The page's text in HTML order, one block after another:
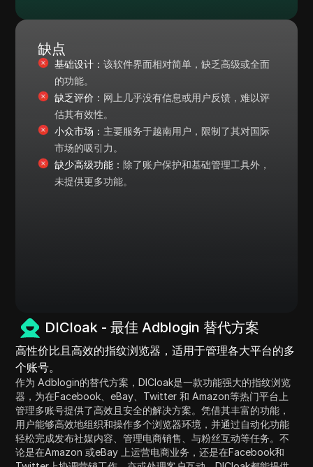
缺点
基础设计：该软件界面相对简单，缺乏高级或全面
的功能。
缺乏评价： 网上几乎没有信息或用户反馈，难以评
估其有效性。
小众市场： 主要服务于越南用户，限制了其对国际
市场的吸引力。
缺少高级功能：除了账户保护和基础管理工具外，
未提供更多功能。
DICloak - 最佳 Adblogin 替代方案
高性价比且高效的指纹浏览器，适用于管理各大平台的多
个账号。
作为 Adblogin的替代方案，DICloak是一款功能强大的指纹浏览
器，为在Facebook、eBay、Twitter 和 Amazon等热门平台上
管理多账号提供了高效且安全的解决方案。凭借其丰富的功能，
用户能够高效地组织和操作多个浏览器环境，并通过自动化功能
轻松完成发布社媒内容、管理电商销售、与粉丝互动等任务。不
论是在Amazon 或eBay 上运营电商业务，还是在Facebook和